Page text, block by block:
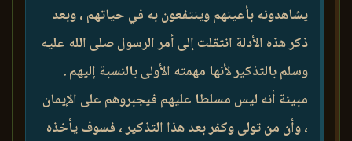
يشاهدونه بأعينهم وينتفعون به في حياتهم ، وبعد
ذكر هذه الأدلة انتقلت إلى أمر الرسول صلى الله عليه
وسلم بالتذكير لأنها مهمته الأولى بالنسبة إليهم .
مبينة أنه ليس مسلطا عليهم فيجبروهم على الإيمان
، وأن من تولى وكفر بعد هذا التذكير ، فسوف يأخذه